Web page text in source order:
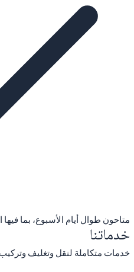
متاحون طوال أيام الأسبوع، بما
خدماتنا
خدمات متكاملة لنقل وتغليف وتركيب